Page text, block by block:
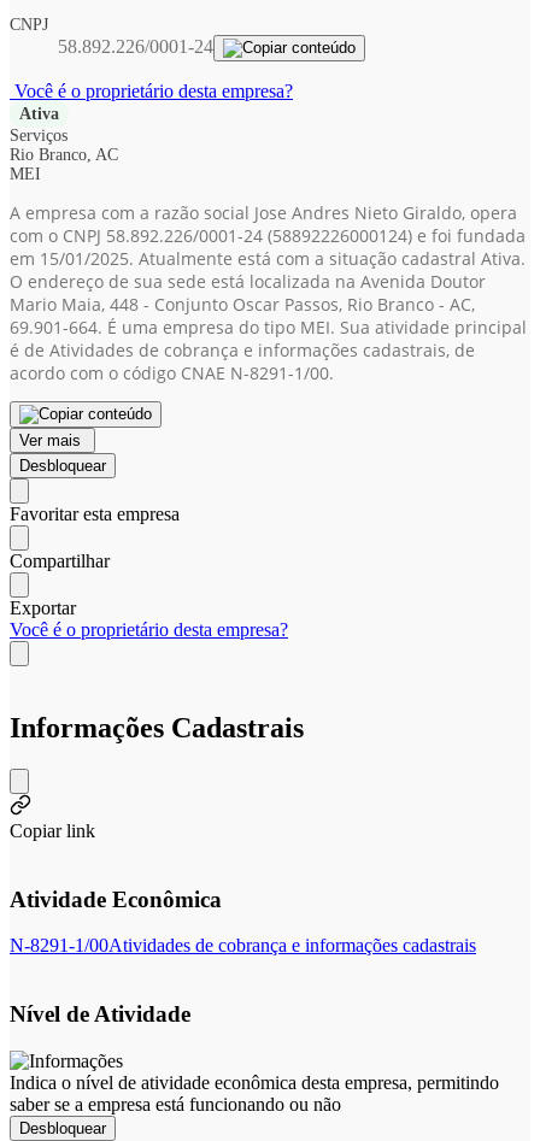
CNPJ
58.892.226/0001-24
Você é o proprietário desta empresa?
Ativa
Serviços
Rio Branco, AC
MEI
A empresa com a razão social Jose Andres Nieto Giraldo, opera
com o CNPJ 58.892.226/0001-24 (58892226000124) e foi fundada
em 15/01/2025. Atualmente está com a situação cadastral Ativa.
O endereço de sua sede está localizada na Avenida Doutor
Mario Maia, 448 - Conjunto Oscar Passos, Rio Branco - AC,
69.901-664. É uma empresa do tipo MEI. Sua atividade principal
é de Atividades de cobrança e informações cadastrais, de
acordo com o código CNAE N-8291-1/00.
Ver mais
Desbloquear
Favoritar esta empresa
Compartilhar
Exportar
Você é o proprietário desta empresa?
Informações Cadastrais
Copiar link
Atividade Econômica
N-8291-1/00Atividades de cobrança e informações cadastrais
Nível de Atividade
Indica o nível de atividade econômica desta empresa, permitindo
saber se a empresa está funcionando ou não
Desbloquear